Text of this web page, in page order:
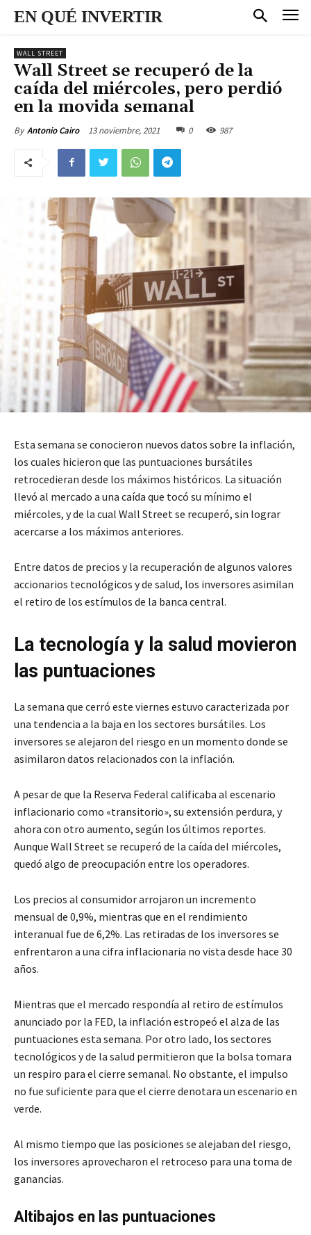
EN QUÉ INVERTIR
WALL STREET
Wall Street se recuperó de la
caída del miércoles, pero perdió
en la movida semanal
By Antonio Cairo 13 noviembre, 2021 0 987
Esta semana se conocieron nuevos datos sobre la inflación,
los cuales hicieron que las puntuaciones bursátiles
retrocedieran desde los máximos históricos. La situación
llevó al mercado a una caída que tocó su mínimo el
miércoles, y de la cual Wall Street se recuperó, sin lograr
acercarse a los máximos anteriores.
Entre datos de precios y la recuperación de algunos valores
accionarios tecnológicos y de salud, los inversores asimilan
el retiro de los estímulos de la banca central.
La tecnología y la salud movieron
las puntuaciones
La semana que cerró este viernes estuvo caracterizada por
una tendencia a la baja en los sectores bursátiles. Los
inversores se alejaron del riesgo en un momento donde se
asimilaron datos relacionados con la inflación.
A pesar de que la Reserva Federal calificaba al escenario
inflacionario como «transitorio», su extensión perdura, y
ahora con otro aumento, según los últimos reportes.
Aunque Wall Street se recuperó de la caída del miércoles,
quedó algo de preocupación entre los operadores.
Los precios al consumidor arrojaron un incremento
mensual de 0,9%, mientras que en el rendimiento
interanual fue de 6,2%. Las retiradas de los inversores se
enfrentaron a una cifra inflacionaria no vista desde hace 30
años.
Mientras que el mercado respondía al retiro de estímulos
anunciado por la FED, la inflación estropeó el alza de las
puntuaciones esta semana. Por otro lado, los sectores
tecnológicos y de la salud permitieron que la bolsa tomara
un respiro para el cierre semanal. No obstante, el impulso
no fue suficiente para que el cierre denotara un escenario en
verde.
Al mismo tiempo que las posiciones se alejaban del riesgo,
los inversores aprovecharon el retroceso para una toma de
ganancias.
Altibajos en las puntuaciones